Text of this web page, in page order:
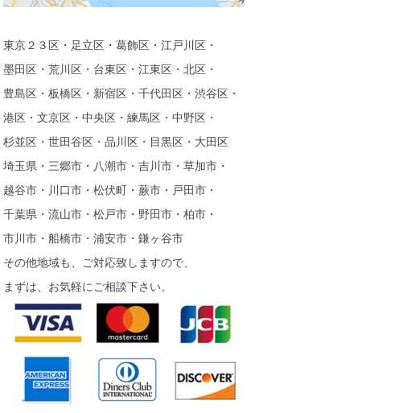
東京２３区・足立区・葛飾区・江戸川区・
墨田区・荒川区・台東区・江東区・北区・
豊島区・板橋区・新宿区・千代田区・渋谷区・
港区・文京区・中央区・練馬区・中野区・
杉並区・世田谷区・品川区・目黒区・大田区
埼玉県・三郷市・八潮市・吉川市・草加市・
越谷市・川口市・松伏町・蕨市・戸田市・
千葉県・流山市・松戸市・野田市・柏市・
市川市・船橋市・浦安市・鎌ヶ谷市
その他地域も、ご対応致しますので、
まずは、お気軽にご相談下さい。